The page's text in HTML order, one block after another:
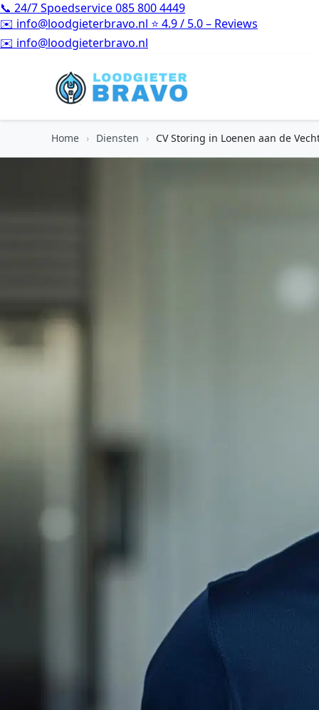
📞 24/7 Spoedservice085 800 4449
✉️ info@loodgieterbravo.nl ⭐ 4.9 / 5.0 – Reviews
⭐4.9 / 5.0 – Reviews
Home › Diensten › CV Storing in Loenen aan de